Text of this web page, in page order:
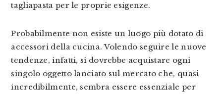
tagliapasta per le proprie esigenze.
Probabilmente non esiste un luogo più dotato di
accessori della cucina. Volendo seguire le nuove
tendenze, infatti, si dovrebbe acquistare ogni
singolo oggetto lanciato sul mercato che, quasi
incredibilmente, sembra essere essenziale per